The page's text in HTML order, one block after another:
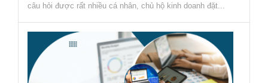
câu hỏi được rất nhiều cá nhân, chủ hộ kinh doanh đặt...